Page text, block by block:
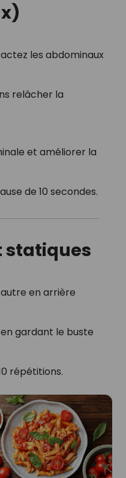
les abdominaux
relâcher la
et améliorer la
de 10 secondes.
statiques
en arrière
gardant le buste
répétitions.